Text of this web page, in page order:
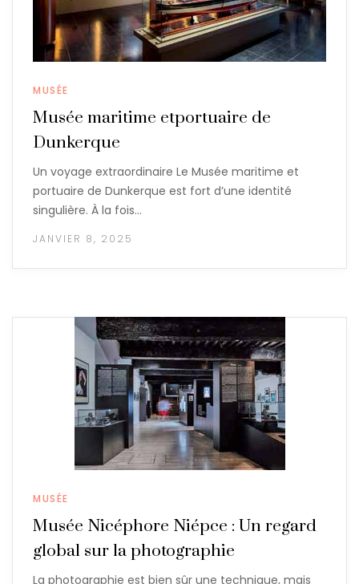
MUSÉE
Musée maritime etportuaire de
Dunkerque
Un voyage extraordinaire Le Musée maritime et
portuaire de Dunkerque est fort d’une identité
singulière. À la fois…
JANVIER 8, 2025
MUSÉE
Musée Nicéphore Niépce : Un regard
global sur la photographie
La photographie est bien sûr une technique, mais